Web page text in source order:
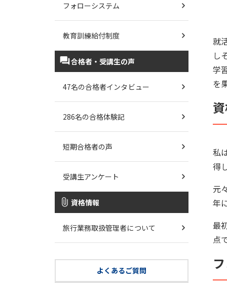
就
し
学
を
私
得
元
年
最
点
フォローシステム
教育訓練給付制度
合格者・受講生の声
47名の合格者インタビュー
286名の合格体験記
短期合格者の声
受講生アンケート
資格情報
旅行業務取扱管理者について
よくあるご質問